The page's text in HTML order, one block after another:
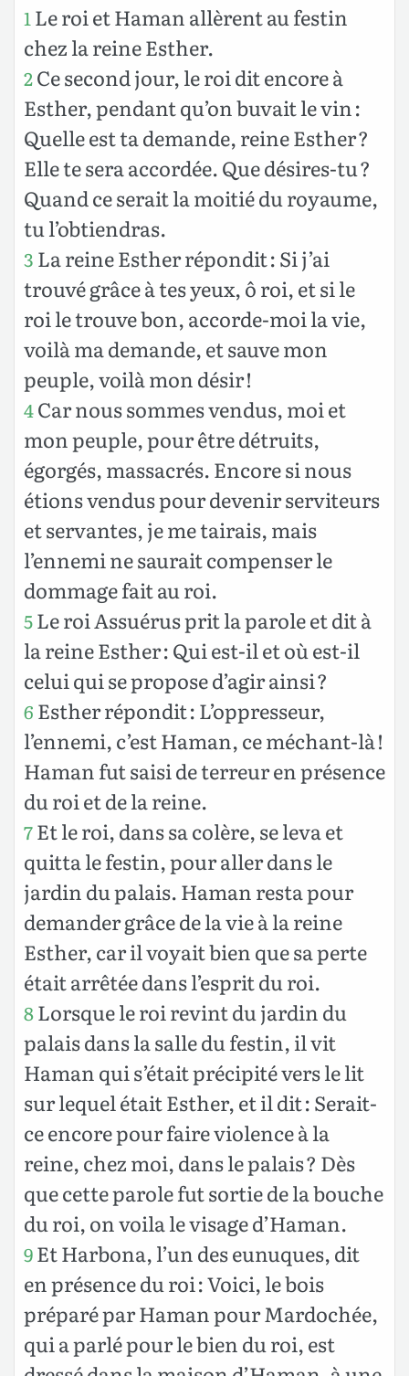
1 Le roi et Haman allèrent au festin
chez la reine Esther.
2Ce second jour, le roi dit encore à
Esther, pendant qu’on buvait le vin :
Quelle est ta demande, reine Esther ?
Elle te sera accordée. Que désires-tu ?
Quand ce serait la moitié du royaume,
tu l’obtiendras.
3 La reine Esther répondit : Si j’ai
trouvé grâce à tes yeux, ô roi, et si le
roi le trouve bon, accorde-moi la vie,
voilà ma demande, et sauve mon
peuple, voilà mon désir !
4Car nous sommes vendus, moi et
mon peuple, pour être détruits,
égorgés, massacrés. Encore si nous
étions vendus pour devenir serviteurs
et servantes, je me tairais, mais
l’ennemi ne saurait compenser le
dommage fait au roi.
5Le roi Assuérus prit la parole et dit à
la reine Esther : Qui est-il et où est-il
celui qui se propose d’agir ainsi ?
6 Esther répondit : L’oppresseur,
l’ennemi, c’est Haman, ce méchant-là !
Haman fut saisi de terreur en présence
du roi et de la reine.
7Et le roi, dans sa colère, se leva et
quitta le festin, pour aller dans le
jardin du palais. Haman resta pour
demander grâce de la vie à la reine
Esther, car il voyait bien que sa perte
était arrêtée dans l’esprit du roi.
8Lorsque le roi revint du jardin du
palais dans la salle du festin, il vit
Haman qui s’était précipité vers le lit
sur lequel était Esther, et il dit : Serait-
ce encore pour faire violence à la
reine, chez moi, dans le palais ? Dès
que cette parole fut sortie de la bouche
du roi, on voila le visage d’Haman.
9Et Harbona, l’un des eunuques, dit
en présence du roi : Voici, le bois
préparé par Haman pour Mardochée,
qui a parlé pour le bien du roi, est